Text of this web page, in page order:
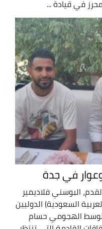
في جدة
البوسني فلاديمير
السعودية) الدوليين
الهجومي حسام